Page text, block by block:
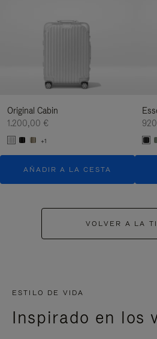
Original Cabin
1.200,00 €
+1
AÑADIR A LA CESTA
VOLVER A LA
ESTILO DE VIDA
Inspirado en los